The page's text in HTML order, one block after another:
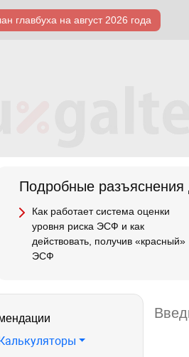
главбуха на август 2026 года
Подробные разъяснения
Как работает система оценки
уровня риска ЭСФ и как
действовать, получив «красный»
ЭСФ